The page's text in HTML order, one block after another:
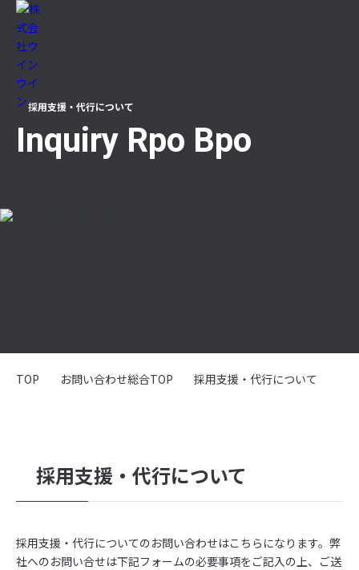
ТОР
ニュース
会社概要
採用関連事業
採用支援・代行（RPO）
- 導入実績紹介
採用支援・代行について
Inquiry Rpo Bpo
TOP お問い合わせ総合TOP 採用支援・代行について
採用支援・代行について
採用支援・代行についてのお問い合わせはこちらになります。弊
社へのお問い合せは下記フォームの必要事項をご記入の上、ご送